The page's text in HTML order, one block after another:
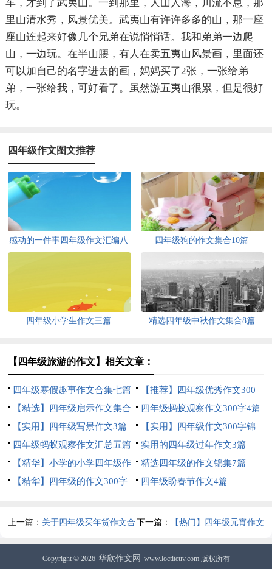
车，才到了武夷山。一到那里，人山人海，川流不息，那
里山清水秀，风景优美。武夷山有许许多多的山，那一座
座山连起来好像几个兄弟在说悄悄话。我和弟弟一边爬
山，一边玩。在半山腰，有人在卖五夷山风景画，里面还
可以加自己的名字进去的画，妈妈买了2张，一张给弟
弟，一张给我，可好看了。虽然游五夷山很累，但是很好
玩。
四年级作文图文推荐
感动的一件事四年级作文汇编八
四年级狗的作文集合10篇
四年级小学生作文三篇 精选四年级中秋作文集合8篇
【四年级旅游的作文】相关文章：
四年级寒假趣事作文合集七篇
【推荐】四年级优秀作文300
字汇编9篇
【精选】四年级启示作文集合
8篇
四年级蚂蚁观察作文300字4篇
【实用】四年级写景作文3篇
【实用】四年级作文300字锦
集5篇
四年级蚂蚁观察作文汇总五篇
实用的四年级过年作文3篇
【精华】小学的小学四年级作
文1200字集锦7篇
精选四年级的作文锦集7篇
【精华】四年级的作文300字
四年级盼春节作文4篇
上一篇： 关于四年级买年货作文合
集6篇
下一篇： 【热门】四年级元宵作文
300字4篇
Copyright © 2026 华欣作文网 www.loctiteuv.com 版权所有